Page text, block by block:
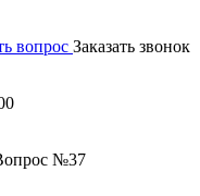
вопрос Заказать звонок
№37